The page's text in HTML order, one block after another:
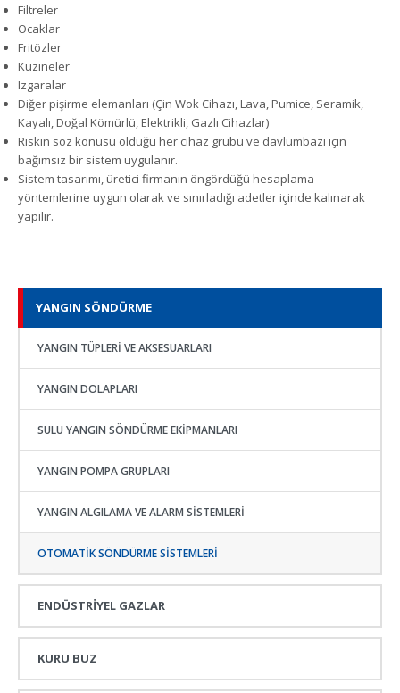
Filtreler
Ocaklar
Fritözler
Kuzineler
Izgaralar
Diğer pişirme elemanları (Çin Wok Cihazı, Lava, Pumice, Seramik,
Kayalı, Doğal Kömürlü, Elektrikli, Gazlı Cihazlar)
Riskin söz konusu olduğu her cihaz grubu ve davlumbazı için
bağımsız bir sistem uygulanır.
Sistem tasarımı, üretici firmanın öngördüğü hesaplama
yöntemlerine uygun olarak ve sınırladığı adetler içinde kalınarak
yapılır.
YANGIN SÖNDÜRME
YANGIN TÜPLERI VE AKSESUARLARI
YANGIN DOLAPLARI
SULU YANGIN SÖNDÜRME EKIPMANLARI
YANGIN POMPA GRUPLARI
YANGIN ALGILAMA VE ALARM SISTEMLERI
OTOMATIK SÖNDÜRME SISTEMLERI
ENDÜSTRİYEL GAZLAR
KURU BUZ